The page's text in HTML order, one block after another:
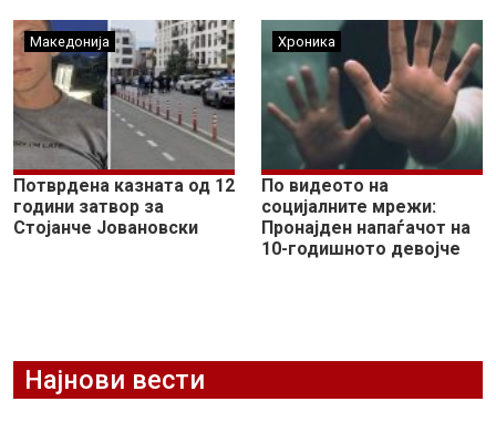
Македонија
Потврдена казната од 12
години затвор за
Стојанче Јовановски
Хроника
По видеото на
социјалните мрежи:
Пронајден напаѓачот на
10-годишното девојче
Најнови вести